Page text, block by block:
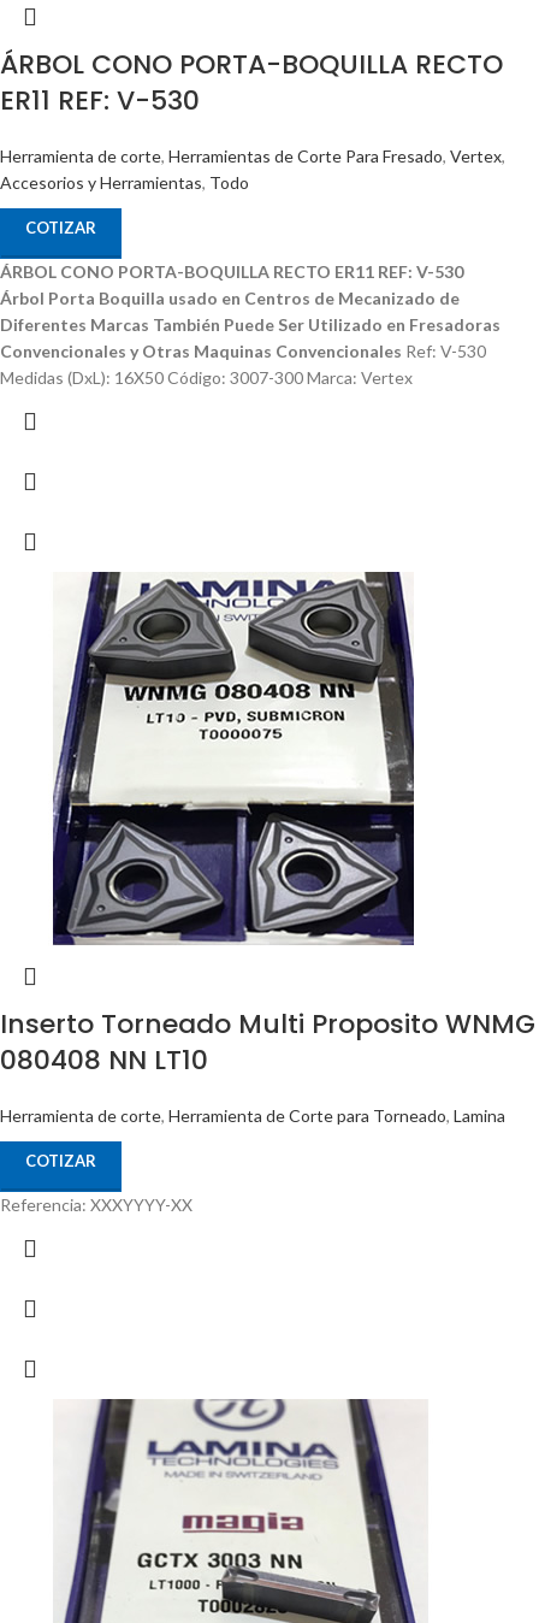
ÁRBOL CONO PORTA-BOQUILLA RECTO
ER11 REF: V-530
Herramienta de corte, Herramientas de Corte Para Fresado, Vertex,
Accesorios y Herramientas, Todo
COTIZAR
ÁRBOL CONO PORTA-BOQUILLA RECTO ER11 REF: V-530
Árbol Porta Boquilla usado en Centros de Mecanizado de
Diferentes Marcas También Puede Ser Utilizado en Fresadoras
Convencionales y Otras Maquinas Convencionales Ref: V-530
Medidas (DxL): 16X50 Código: 3007-300 Marca: Vertex
Inserto Torneado Multi Proposito WNMG
080408 NN LT10
Herramienta de corte, Herramienta de Corte para Torneado, Lamina
COTIZAR
Referencia: XXXYYYY-XX